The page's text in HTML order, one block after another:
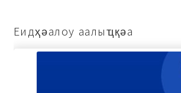
Еидҳәалоу аалыҵқәа